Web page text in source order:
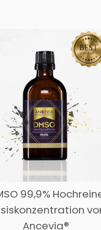
99,9%
Ancevia®